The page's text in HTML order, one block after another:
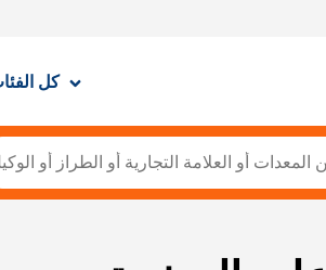
كل الفئات